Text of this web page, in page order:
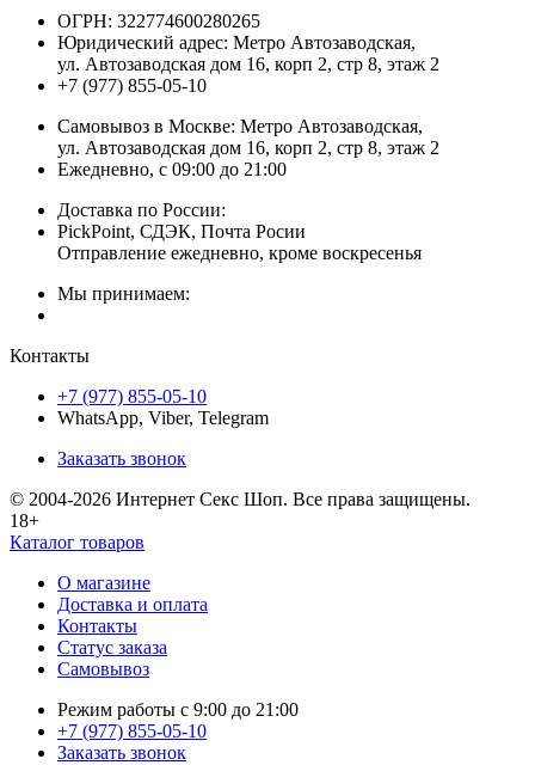
ОГРН: 322774600280265
Юридический адрес: Метро Автозаводская,
ул. Автозаводская дом 16, корп 2, стр 8, этаж 2
+7 (977) 855-05-10
Самовывоз в Москве: Метро Автозаводская,
ул. Автозаводская дом 16, корп 2, стр 8, этаж 2
Ежедневно, с 09:00 до 21:00
Доставка по России:
PickPoint, СДЭК, Почта Росии
Отправление ежедневно, кроме воскресенья
Мы принимаем:
Контакты
+7 (977) 855-05-10
WhatsApp, Viber, Telegram
Заказать звонок
© 2004-2026 Интернет Секс Шоп. Все права защищены.
18+
Каталог товаров
О магазине
Доставка и оплата
Контакты
Статус заказа
Самовывоз
Режим работы с 9:00 до 21:00
+7 (977) 855-05-10
Заказать звонок